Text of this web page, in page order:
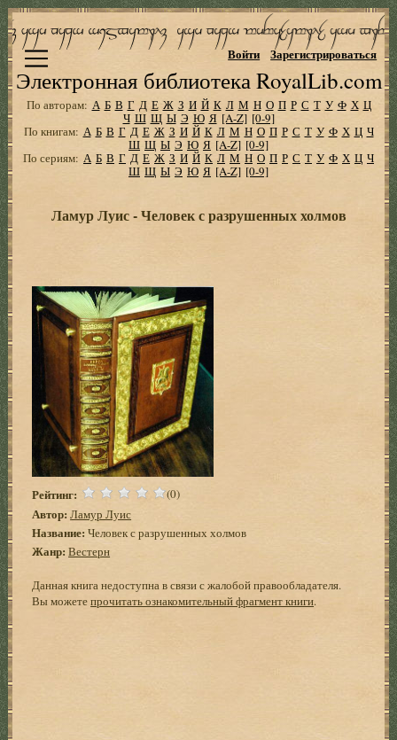
Электронная библиотека RoyalLib.com
Войти Зарегистрироваться
По авторам: А Б В Г Д Е Ж З И Й К Л М Н О П Р С Т У Ф Х Ц
Ч Ш Щ Ы Э Ю Я [A-Z] [0-9]
По книгам: А Б В Г Д Е Ж З И Й К Л М Н О П Р С Т У Ф Х Ц Ч
Ш Щ Ы Э Ю Я [A-Z] [0-9]
По сериям: А Б В Г Д Е Ж З И Й К Л М Н О П Р С Т У Ф Х Ц Ч
Ш Щ Ы Э Ю Я [A-Z] [0-9]
Ламур Луис - Человек с разрушенных холмов
Рейтинг: (0)
Автор: Ламур Луис
Название: Человек с разрушенных холмов
Жанр: Вестерн
Данная книга недоступна в связи с жалобой правообладателя.
Вы можетепрочитать ознакомительный фрагмент книги.